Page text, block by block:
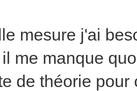
mesure j'ai
me manque
de théorie